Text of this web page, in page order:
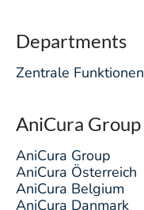
Departments
Zentrale Funktionen
AniCura Group
AniCura Group
AniCura Österreich
AniCura Belgium
AniCura Danmark